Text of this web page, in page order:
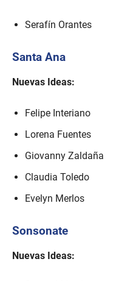
Serafín Orantes
Santa Ana
Nuevas Ideas:
Felipe Interiano
Lorena Fuentes
Giovanny Zaldaña
Claudia Toledo
Evelyn Merlos
Sonsonate
Nuevas Ideas: